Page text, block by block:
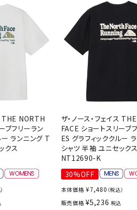
ア
ッカーウェア
品
プリカ商品
ソフトボール
野球スパイク
少年野球スパ
ジュニア野球
インナーグロ
その他手袋
バッグ・ケース
メンテナンス
その他アクセサ
ン
ト
バックパック
トートバッグ
ショルダーバッグ
ボディー・ウエストバッグ
ダッフル・ボストンバッグ
テニスバッグ
その他バッグ
ラ
テ
野
バ
バ
ト
ラ
ト
FINTA Foxfire
HELLY
HANSEN
HOKA
THE NORTH
ブフリーラン
ー ランニング T
クス
ザ・ノース・フェイス
FACE ショートスリーブ
ES グラフィッククルー
シャツ 半袖 ユニセックス
NT12690-K
30%OFF
本体価格 ¥7,480 （税込）
販売価格 ¥5,236 税込